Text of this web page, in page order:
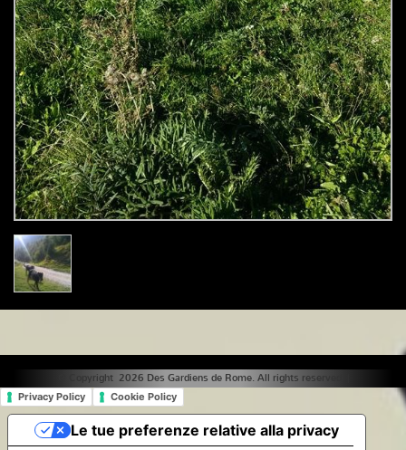
© Copyright 2026 Des Gardiens de Rome. All rights reserved. |
Privacy Policy Cookie Policy
Le tue preferenze relative alla privacy